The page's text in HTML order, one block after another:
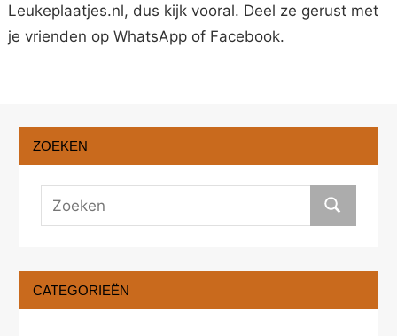
Leukeplaatjes.nl, dus kijk vooral. Deel ze gerust met
je vrienden op WhatsApp of Facebook.
ZOEKEN
CATEGORIEËN